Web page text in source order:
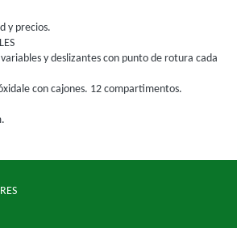
y precios.
y deslizantes con punto de rotura cada
con cajones. 12 compartimentos.